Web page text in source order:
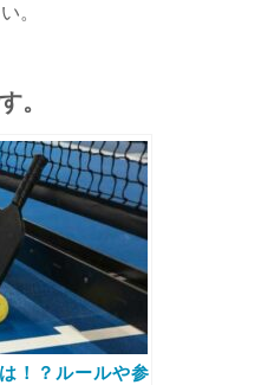
。
。
！？ルールや参